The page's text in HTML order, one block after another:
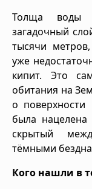
Толща воды
загадочный
тысячи
уже
кипит. Это
обитания на
о поверхности
была
скрытый
тёмными
Кого нашли в